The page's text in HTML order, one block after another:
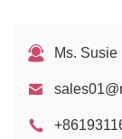
Ms. Susie